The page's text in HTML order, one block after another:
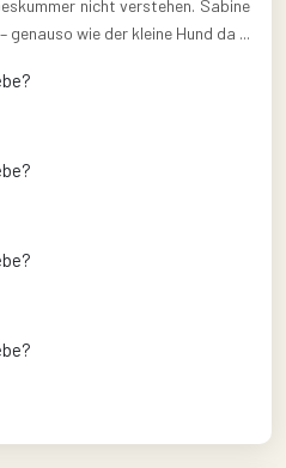
nicht verstehen. Sabine
genauso wie der kleine Hund da ...